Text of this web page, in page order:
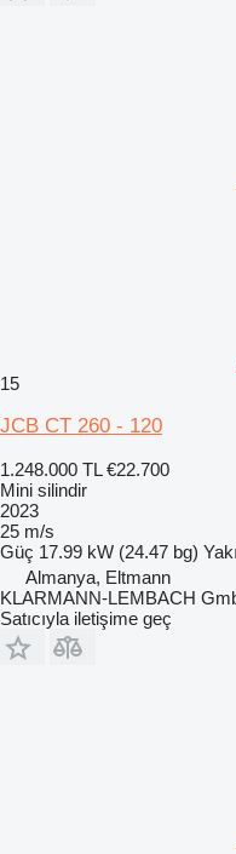
15
JCB CT 260 - 120
1.248.000 TL €22.700
Mini silindir
2023
25 m/s
Güç 17.99 kW (24.47 bg)
Almanya, Eltmann
KLARMANN-LEMBACH
Satıcıyla iletişime geç